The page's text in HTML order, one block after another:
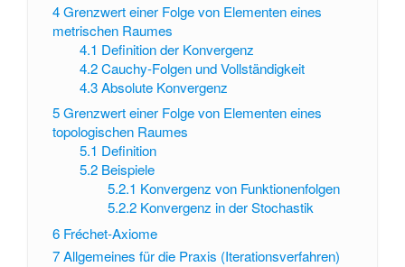
4Grenzwert einer Folge von Elementen eines
metrischen Raumes
4.1 Definition der Konvergenz
4.2 Cauchy-Folgen und Vollständigkeit
4.3 Absolute Konvergenz
5Grenzwert einer Folge von Elementen eines
topologischen Raumes
5.1 Definition
5.2 Beispiele
5.2.1 Konvergenz von Funktionenfolgen
5.2.2 Konvergenz in der Stochastik
6 Fréchet-Axiome
7Allgemeines für die Praxis (Iterationsverfahren)